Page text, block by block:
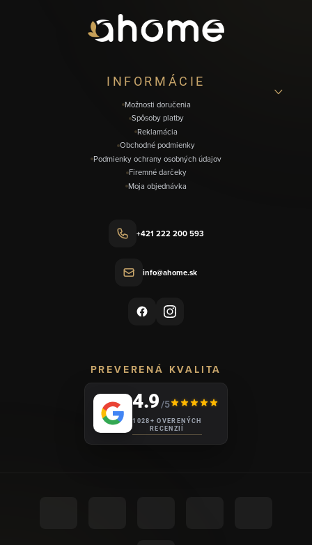
INFORMÁCIE
Možnosti doručenia
Spôsoby platby
Reklamácia
Obchodné podmienky
Podmienky ochrany osobných údajov
Firemné darčeky
Moja objednávka
+421 222 200 593
info@ahome.sk
PREVERENÁ KVALITA
4.9/5
1028+ OVERENÝCH
RECENZIÍ